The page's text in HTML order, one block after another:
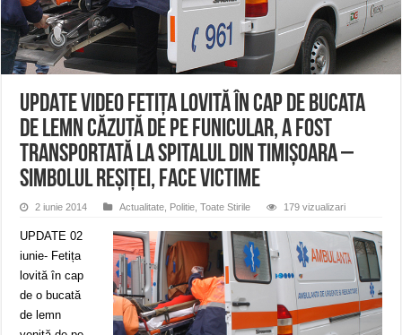
ANUNȚ OPRIRE APĂ în Reșița – avarie – 04.08.2026 – str. Văliugului și
ANUNŢ OPRIRE APĂ în CARANSEBEȘ – 04.08.2026 – avarie – Calea
UPDATE VIDEO Fetița lovită în cap de bucata
de lemn căzută de pe funicular, a fost
transportată la Spitalul din Timișoara –
Simbolul Reșiței, face victime
2 iunie 2014 Actualitate Politie ,Toate Stirile 179 vizualizari
UPDATE 02
iunie- Fetița
lovită în cap
de o bucată
de lemn